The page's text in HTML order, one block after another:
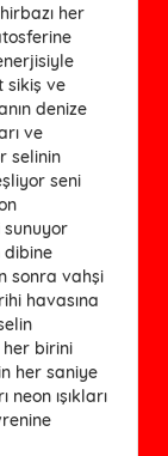
her
sikiş ve
denize
ve
selinin
seni
dibine
sonra vahşi
havasına
birini
her saniye
ışıkları